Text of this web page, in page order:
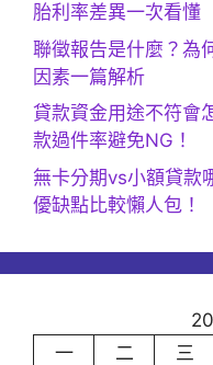
胎利率差異一次看懂
聯徵報告是什麼？為
因素一篇解析
貸款資金用途不符會
款過件率避免NG！
無卡分期vs小額貸款
優缺點比較懶人包！
一
二 三